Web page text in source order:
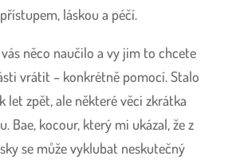
láskou a péčí.
něco naučilo a vy jim to chcete
vrátit – konkrétně pomocí. Stalo
let zpět, ale některé věci zkrátka
Bae, kocour, který mi ukázal, že z
se může vyklubat neskutečný